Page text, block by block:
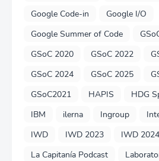
Google Code-in
Google I/O
Google Summer of Code
GSoC 2020
GSoC 2022
GSoC 2024
GSoC 2025
GSoC2021
HAPIS HDG
IBM
ilerna Ingroup
IWD
IWD 2023 IWD 2024
La Capitanía Podcast